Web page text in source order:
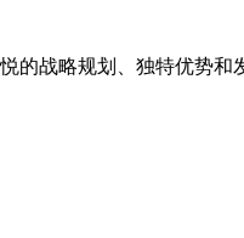
的战略规划、独特优势和